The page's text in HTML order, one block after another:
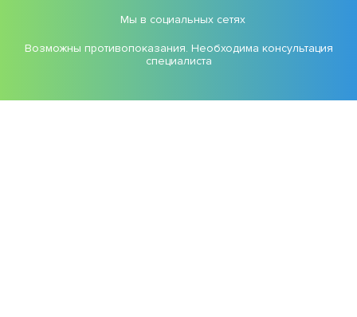
Мы в социальных сетях
Возможны противопоказания. Необходима консультация
специалиста